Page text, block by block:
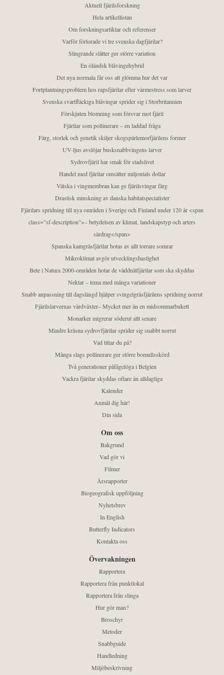
Aktuell fjärilsforskning
Hela artikellistan
Om forskningsartiklar och referenser
Varför förlorade vi tre svenska dagfjärilar?
Slingrande slåtter ger större variation
En öländsk blåvingehybrid
Det nya normala får oss att glömma hur det var
Fortplantningsproblem hos rapsfjärilar efter värmestress som larver
Svenska svartfläckiga blåvingar sprider sig i Storbritannien
Förskjuten blomning som försvar mot fjäril
Fjärilar som pollinerare – en laddad fråga
Färg, storlek och genetik skiljer skogspärlemorfjärilens former
UV-ljus avslöjar busksnabbvingens larver
Sydrovfjäril har smak för stadslivet
Handel med fjärilar omsätter miljontals dollar
Vätska i vingmembran kan ge fjärilsvingar färg
Drastisk minskning av danska habitatspecialister
Fjärilars spridning till nya områden i Sverige och Finland under 120 år <span
class="sf-description">– betydelsen av klimat, landskapstyp och arters
särdrag</span>
Spanska kamgräsfjärilar hotas av allt torrare somrar
Mikroklimat avgör utvecklingshastighet
Bete i Natura 2000-områden hotar de väddnätfjärilar som ska skyddas
Nektar – tema med många variationer
Snabb anpassning till dagslängd hjälper svingelgräsfjärilens spridning norrut
Fjärilslarvernas värdväxter– Mycket mer än en midsommarbukett
Monarker migrerar söderut allt senare
Mindre kräsna sydrovfjärilar sprider sig snabbt norrut
Vad tittar du på?
Många slags pollinerare ger större bomullsskörd
Två generationer påfågelöga i Belgien
Vackra fjärilar skyddas oftare än alldagliga
Kalender
Anmäl dig här!
Din sida
Om oss
Bakgrund
Vad gör vi
Filmer
Årsrapporter
Biogeografisk uppföljning
Nyhetsbrev
In English
Butterfly Indicators
Kontakta oss
Övervakningen
Rapportera
Rapportera från punktlokal
Rapportera från slinga
Hur gör man?
Broschyr
Metoder
Snabbguide
Handledning
Miljöbeskrivning